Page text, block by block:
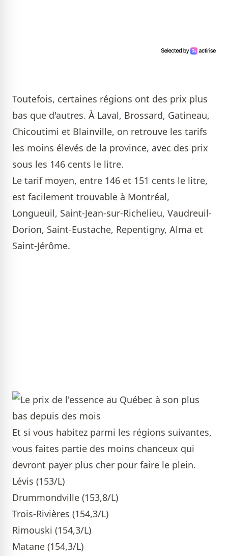
Toutefois, certaines régions ont des prix plus
bas que d'autres. À Laval, Brossard, Gatineau,
Chicoutimi et Blainville, on retrouve les tarifs
les moins élevés de la province, avec des prix
sous les 146 cents le litre.
Le tarif moyen, entre 146 et 151 cents le litre,
est facilement trouvable à Montréal,
Longueuil, Saint-Jean-sur-Richelieu, Vaudreuil-
Dorion, Saint-Eustache, Repentigny, Alma et
Saint-Jérôme.
Et si vous habitez parmi les régions suivantes,
vous faites partie des moins chanceux qui
devront payer plus cher pour faire le plein.
Lévis (153/L)
Drummondville (153,8/L)
Trois-Rivières (154,3/L)
Rimouski (154,3/L)
Matane (154,3/L)